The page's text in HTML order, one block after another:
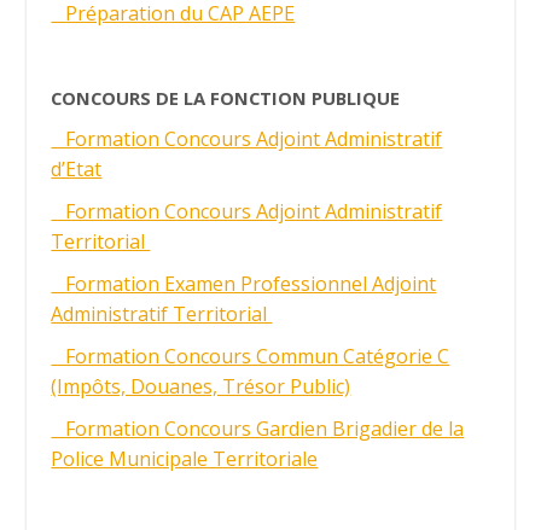
Préparation du CAP AEPE
CONCOURS DE LA FONCTION PUBLIQUE
Formation Concours Adjoint Administratif
d’Etat
Formation Concours Adjoint Administratif
Territorial
Formation Examen Professionnel Adjoint
Administratif Territorial
Formation Concours Commun Catégorie C
(Impôts, Douanes, Trésor Public)
Formation Concours Gardien Brigadier de la
Police Municipale Territoriale